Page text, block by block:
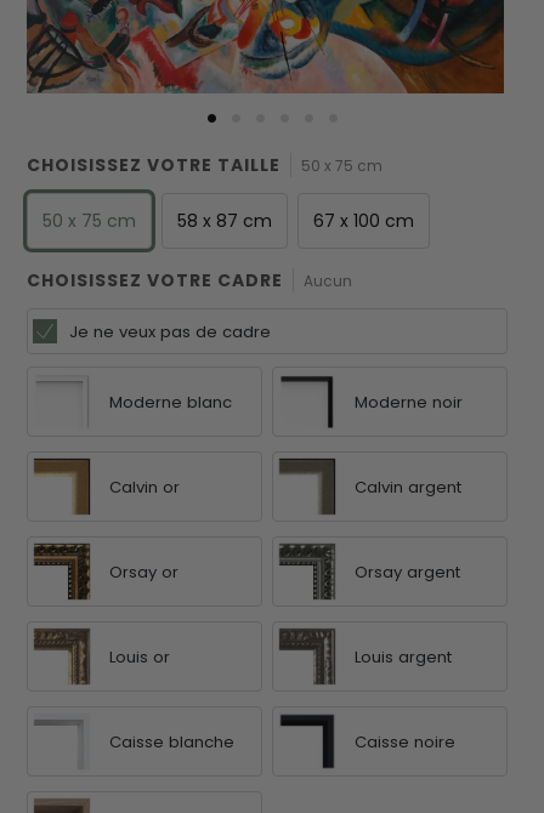
CHOISISSEZ VOTRE TAILLE 50 x 75 cm
50 x 75 cm 58 x 87 cm 67 x 100 cm
CHOISISSEZ VOTRE CADRE Aucun
Je ne veux pas de cadre
Moderne blanc Moderne noir
Calvin or Calvin argent
Orsay or Orsay argent
Louis or Louis argent
Caisse blanche Caisse noire